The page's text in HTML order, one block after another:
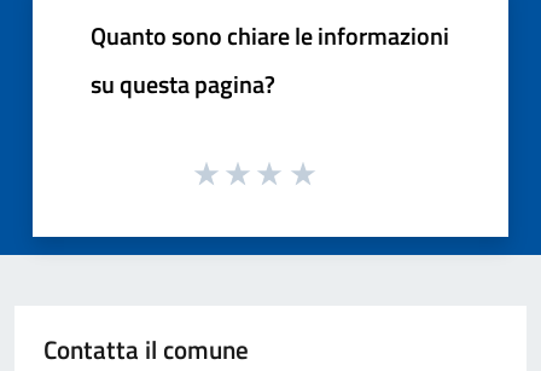
Quanto sono chiare le informazioni
su questa pagina?
Contatta il comune